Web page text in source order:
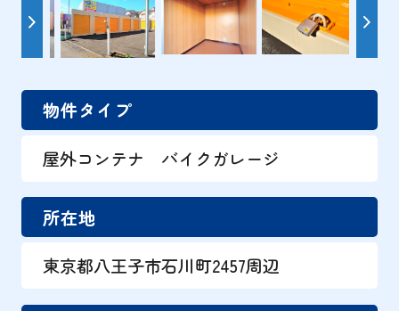
物件タイプ
屋外コンテナ バイクガレージ
所在地
東京都八王子市石川町2457周辺